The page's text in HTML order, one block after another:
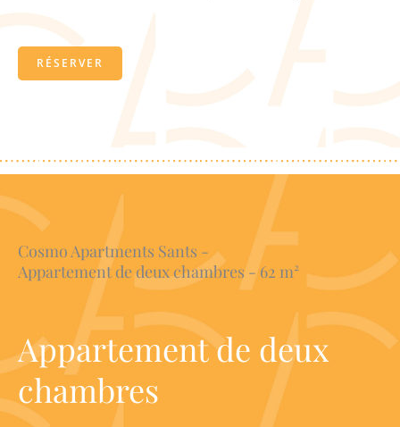
RÉSERVER
Cosmo Apartments Sants -
Appartement de deux chambres - 62 m²
Appartement de deux
chambres